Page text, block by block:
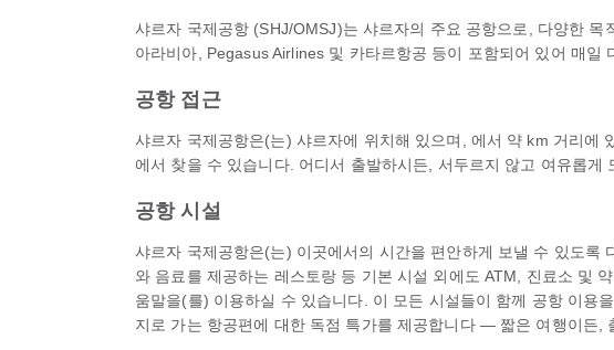
샤르자 국제공항 (SHJ/OMSJ)는 샤르자의 주요 공항으로, 다양한
아라비아, Pegasus Airlines 및 카타르항공 등이 포함되어 있어 매일
공항 접근
샤르자 국제공항은(는) 샤르자에 위치해 있으며, 에서 약 km 거리
에서 찾을 수 있습니다. 어디서 출발하시든, 서두르지 않고 여유롭게
공항 시설
샤르자 국제공항은(는) 이곳에서의 시간을 편안하게 보낼 수 있도
와 음료를 제공하는 레스토랑 등 기본 시설 외에도 ATM, 진료소 및
움말을(를) 이용하실 수 있습니다. 이 모든 시설들이 함께 공항 이용
지로 가는 항공편에 대한 독점 특가를 제공합니다 — 짧은 여행이든,